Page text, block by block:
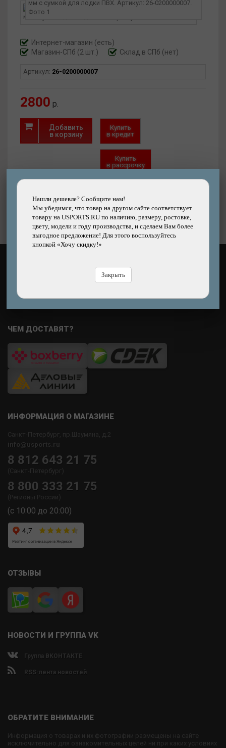
Ширина накладки: 20 см.
Удобная герметичная сумка пристегивается к накладке.
Подойдет для любых лодок с сиденьем длиной 90 см. В
частности, подойдет для лодок Фрегат (Для следующих
лодок - 310-330 Air, 290-370 C, 350-370 F).
Наполнитель – вспененный полиэтилен.
плотность.
Интернет-магазин (есть)
Магазин-СПб (2 шт.)
Склад в СПб (нет)
Артикул: 26-0200000007
2800 р.
Нашли дешевле? Сообщите нам!
Мы убедимся, что товар на другом сайте соответствует
товару на USPORTS.RU по наличию, размеру, ростовке,
цвету, модели и году производства, и сделаем Вам более
выгодное предложение! Для этого воспользуйтесь
кнопкой «Хочу скидку!»
Закрыть
Добавить
в корзину
Купить
в кредит
Купить
в рассрочку
заказ
Нашли дешевле?
ЧЕМ ДОСТАВЯТ?
ИНФОРМАЦИЯ О МАГАЗИНЕ
Санкт-Петербург, пр.Шаумяна, д.2
info@usports.ru
8 812 643 21 75
(Санкт-Петербург)
8 800 333 21 75
(Регионы России)
(с 10:00 до 20:00)
ОТЗЫВЫ
НОВОСТИ И ГРУППА VK
Группа ВКОНТАКТЕ
RSS-лента новостей
ОБРАТИТЕ ВНИМАНИЕ
Информация о товарах и их фотографии размещены на сайте
исключительно для ознакомительных целей ни при каких условиях